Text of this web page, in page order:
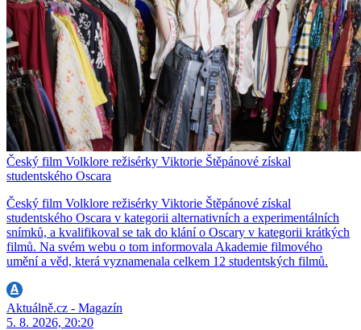
Český film Volklore režisérky Viktorie Štěpánové získal
studentského Oscara
Český film Volklore režisérky Viktorie Štěpánové získal
studentského Oscara v kategorii alternativních a experimentálních
snímků, a kvalifikoval se tak do klání o Oscary v kategorii krátkých
filmů. Na svém webu o tom informovala Akademie filmového
umění a věd, která vyznamenala celkem 12 studentských filmů.
Aktuálně.cz - Magazín
5. 8. 2026, 20:20